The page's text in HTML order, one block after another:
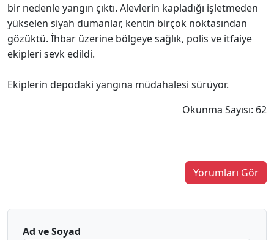
bir nedenle yangın çıktı. Alevlerin kapladığı işletmeden
yükselen siyah dumanlar, kentin birçok noktasından
gözüktü. İhbar üzerine bölgeye sağlık, polis ve itfaiye
ekipleri sevk edildi.
Ekiplerin depodaki yangına müdahalesi sürüyor.
Okunma Sayısı: 62
Yorumları Gör
Ad ve Soyad